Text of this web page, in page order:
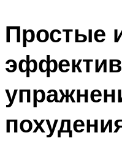
Простые